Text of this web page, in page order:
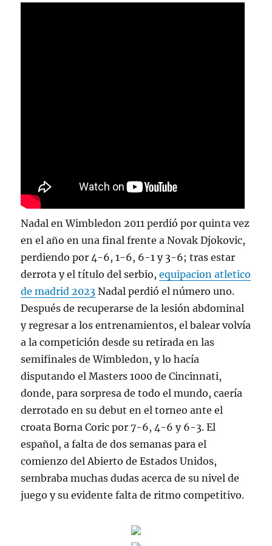
Nadal en Wimbledon 2011 perdió por quinta vez
en el año en una final frente a Novak Djokovic,
perdiendo por 4-6, 1-6, 6-1 y 3-6; tras estar
derrota y el título del serbio,equipacion atletico
de madrid 2023 Nadal perdió el número uno.
Después de recuperarse de la lesión abdominal
y regresar a los entrenamientos, el balear volvía
a la competición desde su retirada en las
semifinales de Wimbledon, y lo hacía
disputando el Masters 1000 de Cincinnati,
donde, para sorpresa de todo el mundo, caería
derrotado en su debut en el torneo ante el
croata Borna Coric por 7-6, 4-6 y 6-3. El
español, a falta de dos semanas para el
comienzo del Abierto de Estados Unidos,
sembraba muchas dudas acerca de su nivel de
juego y su evidente falta de ritmo competitivo.